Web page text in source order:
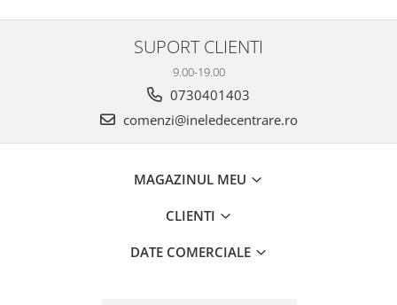
SUPORT CLIENTI
9.00-19.00
0730401403
comenzi@ineledecentrare.ro
MAGAZINUL MEU
CLIENTI
DATE COMERCIALE